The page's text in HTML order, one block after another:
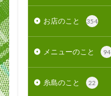
お店のこと 354
メニューのこと 94
糸島のこと 22